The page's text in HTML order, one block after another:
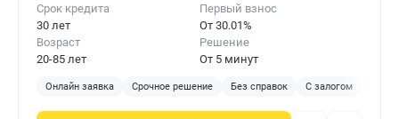
Срок кредита
30 лет
Первый взнос
От 30.01%
Возраст
20-85 лет
Решение
От 5 минут
Онлайн заявка Срочное решение Без справок С залогом